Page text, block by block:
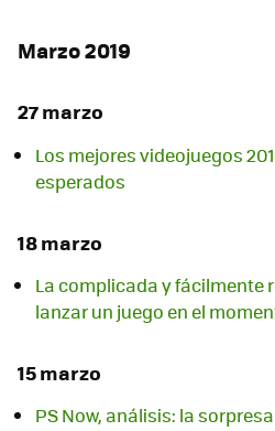
Marzo 2019
27 marzo
Los mejores videojuegos
esperados
18 marzo
La complicada y fácilmente
lanzar un juego en el
15 marzo
PS Now, análisis: la